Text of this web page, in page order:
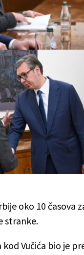
oko 10 časova
stranke.
Vučića bio je